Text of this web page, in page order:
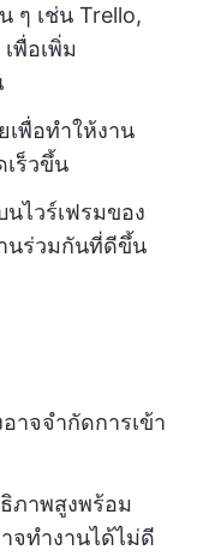
ๆ เช่น Trello,
พื่อเพิ่ม
พื่อทำให้งาน
ร็วขึ้น
ไวร์เฟรมของ
นร่วมกันที่ดีขึ้น
าจจำกัดการเข้า
ภาพสูงพร้อม
จทำงานได้ไม่ดี